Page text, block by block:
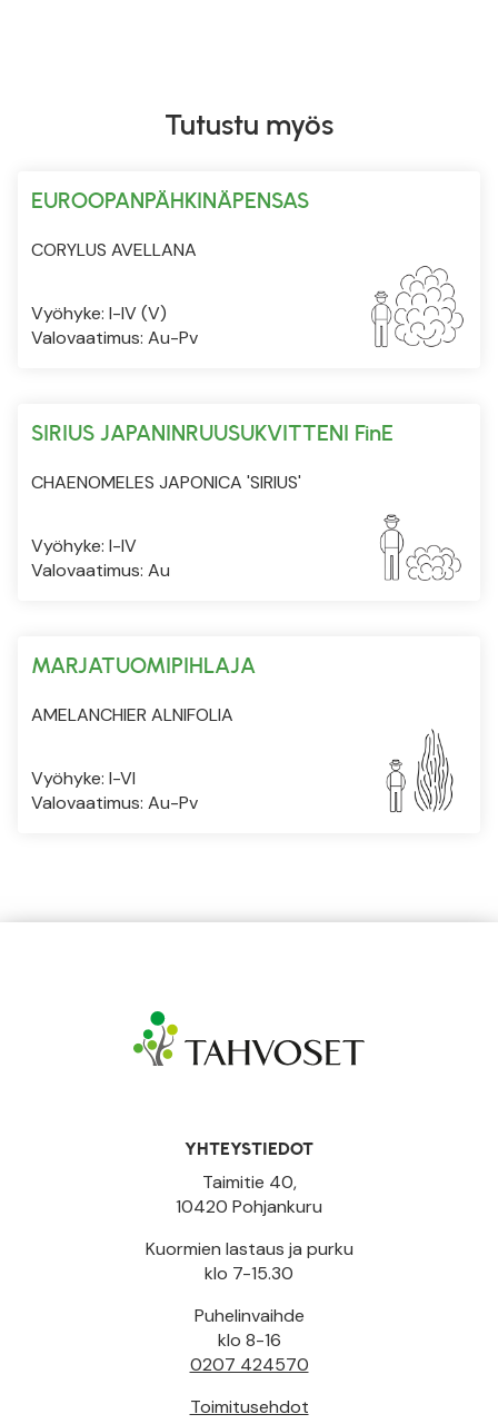
Tutustu myös
EUROOPANPÄHKINÄPENSAS
CORYLUS AVELLANA
Vyöhyke: I-IV (V)
Valovaatimus: Au-Pv
SIRIUS JAPANINRUUSUKVITTENI FinE
CHAENOMELES JAPONICA 'SIRIUS'
Vyöhyke: I-IV
Valovaatimus: Au
MARJATUOMIPIHLAJA
AMELANCHIER ALNIFOLIA
Vyöhyke: I-VI
Valovaatimus: Au-Pv
YHTEYSTIEDOT
Taimitie 40,
10420 Pohjankuru
Kuormien lastaus ja purku
klo 7-15.30
Puhelinvaihde
klo 8-16
0207 424570
Toimitusehdot